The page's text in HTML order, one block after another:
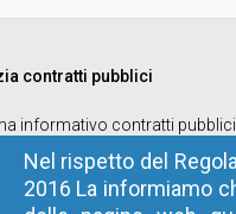
contratti pubblici
informativo contratti pubblici
fiscale : 94116410211
Nel rispetto del
2016 La informiamo